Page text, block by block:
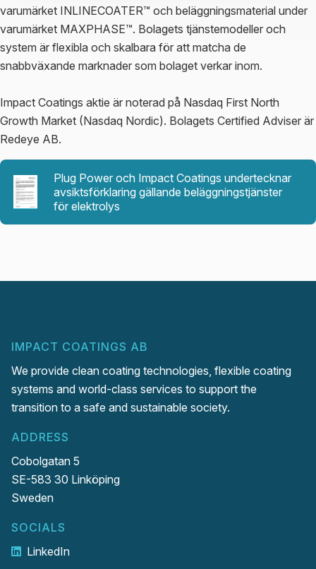
varumärket INLINECOATER™ och beläggningsmaterial under
varumärket MAXPHASE™. Bolagets tjänstemodeller och
system är flexibla och skalbara för att matcha de
snabbväxande marknader som bolaget verkar inom.
Impact Coatings aktie är noterad på Nasdaq First North
Growth Market (Nasdaq Nordic). Bolagets Certified Adviser är
Redeye AB.
Plug Power och Impact Coatings undertecknar
avsiktsförklaring gällande beläggningstjänster
för elektrolys
IMPACT COATINGS AB
We provide clean coating technologies, flexible coating
systems and world-class services to support the
transition to a safe and sustainable society.
ADDRESS
Cobolgatan 5
SE-583 30 Linköping
Sweden
SOCIALS
LinkedIn